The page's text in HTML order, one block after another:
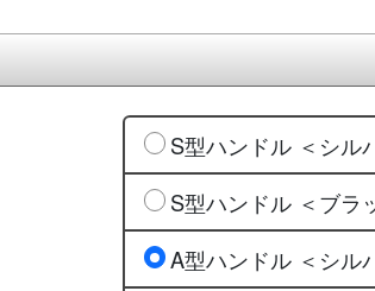
S型ハンドル ＜シル
S型ハンドル ＜ブラ
A型ハンドル ＜シル